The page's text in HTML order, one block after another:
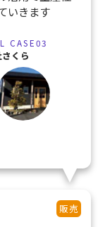
いきます
CASE03
くら
販売